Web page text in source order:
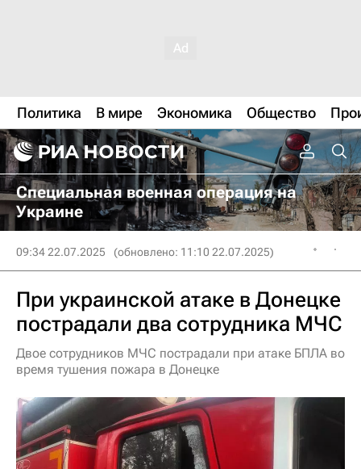
Политика В мире Экономика Общество
Специальная военная операция на
Украине
09:34 22.07.2025 (обновлено: 11:10 22.07.2025)
При украинской атаке в Донецке
пострадали два сотрудника МЧС
Двое сотрудников МЧС пострадали при атаке БПЛА во
время тушения пожара в Донецке